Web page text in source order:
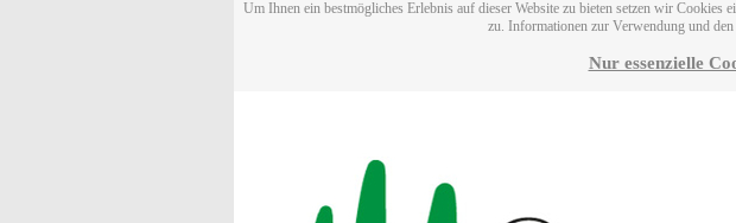
Um Ihnen ein bestmögliches Erlebnis auf dieser Website zu bieten setzen wir
zu. Informationen zur Verwendung und
Nur essenzielle